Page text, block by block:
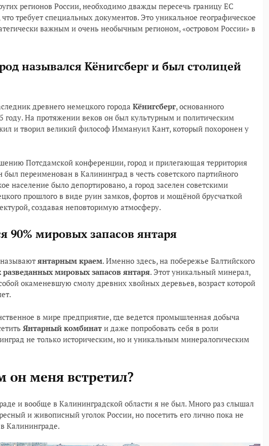
регионов России, необходимо дважды пересечь границу ЕС
требует специальных документов. Это уникальное географическое
важным и очень необычным регионом, «островом России» в
назывался Кёнигсберг и был столицей
древнего немецкого города Кёнигсберг, основанного
году. На протяжении веков он был культурным и политическим
и творил великий философ Иммануил Кант, который похоронен у
Потсдамской конференции, город и прилегающая территория
переименован в Калининград в честь советского партийного
население было депортировано, а город заселен советскими
прошлого в виде руин замков, фортов и мощёной брусчаткой
создавая неповторимую атмосферу.
90% мировых запасов янтаря
янтарным краем. Именно здесь, на побережье Балтийского
разведанных мировых запасов янтаря. Этот уникальный минерал,
окаменевшую смолу древних хвойных деревьев, возраст которой
в мире предприятие, где ведется промышленная добыча
Янтарный комбинат и даже попробовать себя в роли
не только историческим, но и уникальным минералогическим
он меня встретил?
и вообще в Калининградской области я не был. Много раз слышал
и живописный уголок России, но посетить его лично пока не
Калининграде.